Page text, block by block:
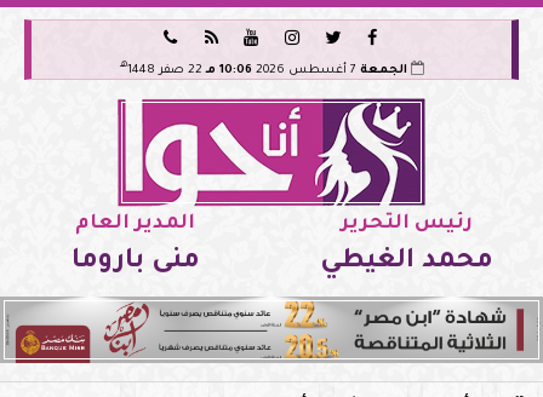






الجمعة 10:06 مـ 22 صفر 1448 هـ
رئيس التحرير
محمد الغيطي
المدير العام
منى باروما